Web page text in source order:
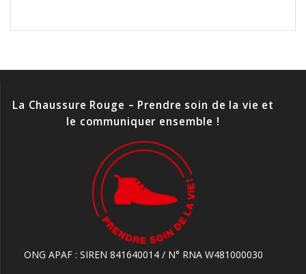
La Chaussure Rouge – Prendre soin de la vie et
le communiquer ensemble !
ONG APAF : SIREN 841640014 / N° RNA W481000030